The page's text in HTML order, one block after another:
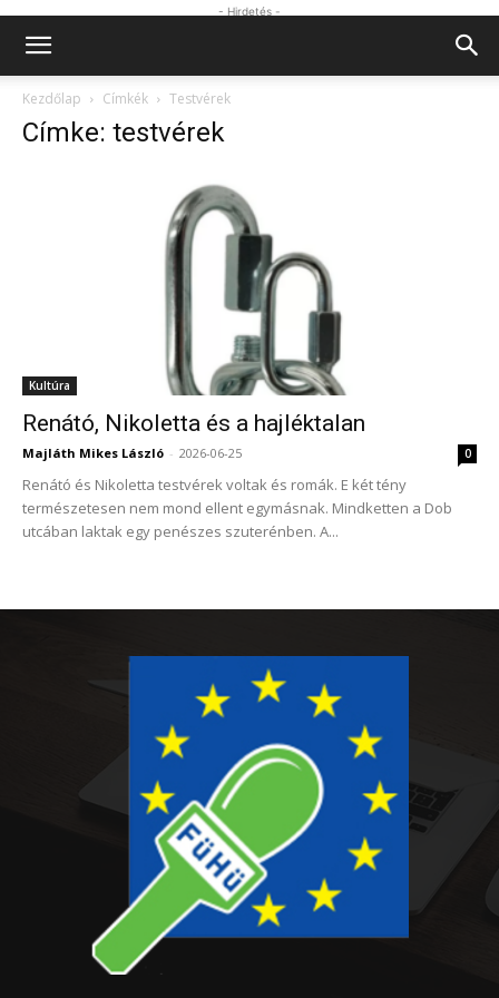
- Hirdetés -
Kezdőlap Címkék Testvérek
Címke: testvérek
Kultúra
Renátó, Nikoletta és a hajléktalan
Majláth Mikes László - 2026-06-25 0
Renátó és Nikoletta testvérek voltak és romák. E két tény
természetesen nem mond ellent egymásnak. Mindketten a Dob
utcában laktak egy penészes szuterénben. A...